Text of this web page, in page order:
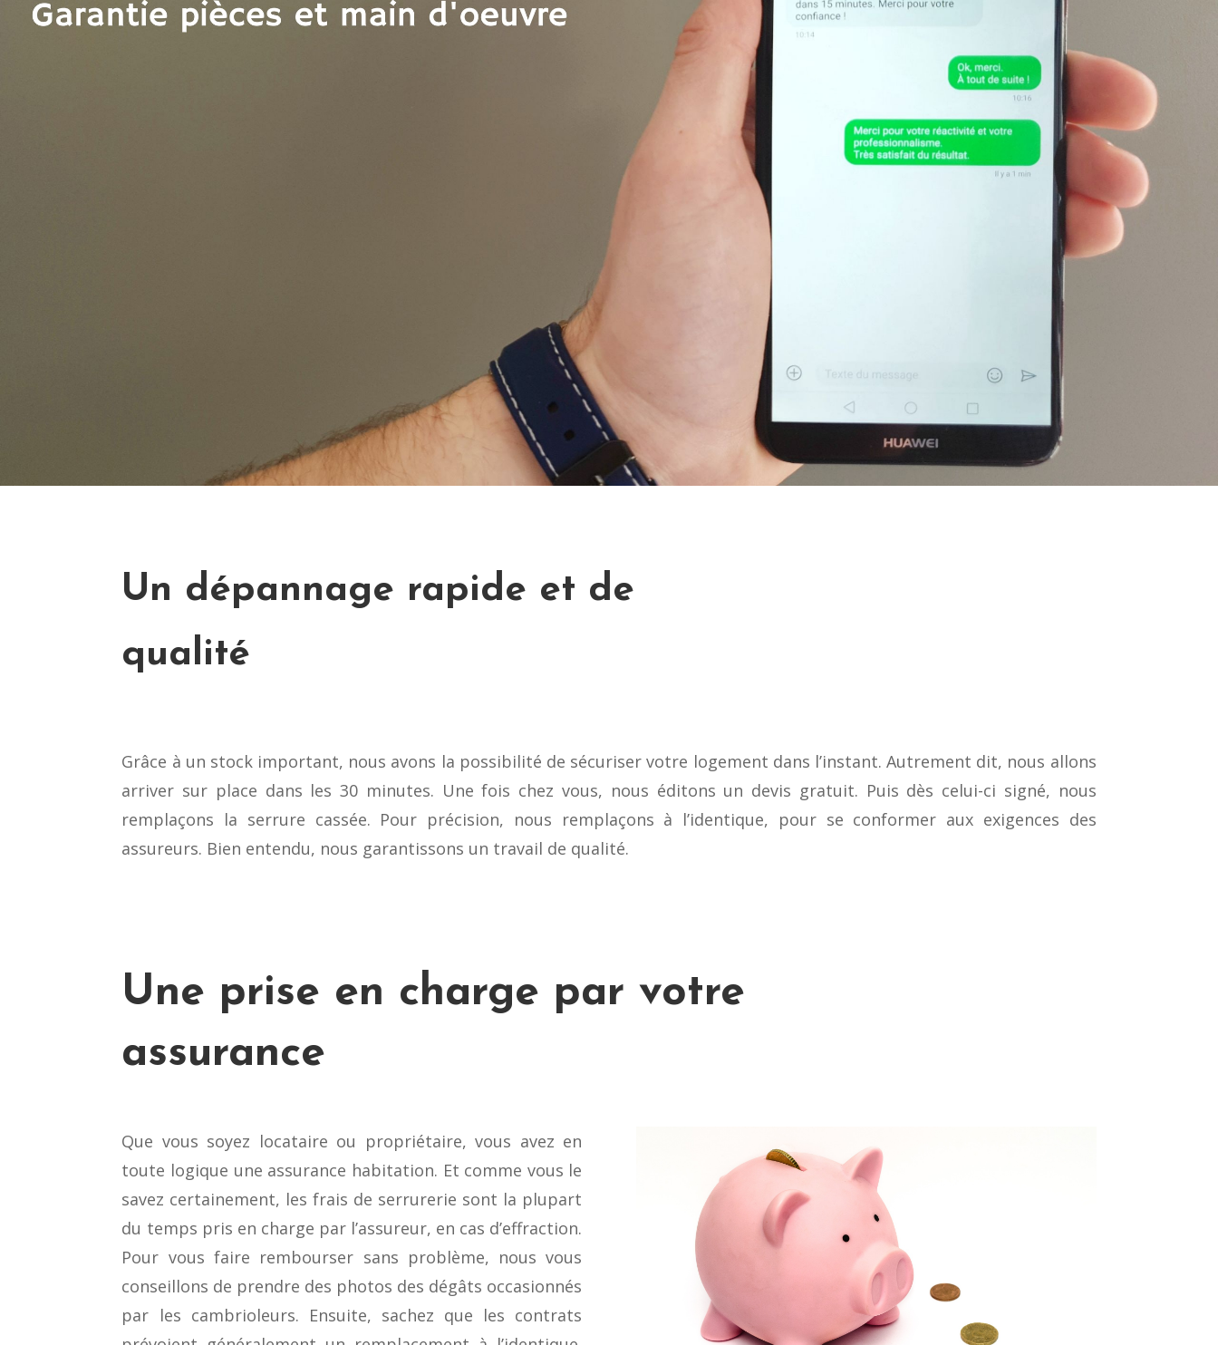
Un dépannage rapide et de
qualité
Grâce à un stock important, nous avons la possibilité de sécuriser votre logement dans l’instant. Autrement dit, nous allons
arriver sur place dans les 30 minutes. Une fois chez vous, nous éditons un devis gratuit. Puis dès celui-ci signé, nous
remplaçons la serrure cassée. Pour précision, nous remplaçons à l’identique, pour se conformer aux exigences des
assureurs. Bien entendu, nous garantissons un travail de qualité.
Une prise en charge par votre
assurance
Que vous soyez locataire ou propriétaire, vous avez en
toute logique une assurance habitation. Et comme vous le
savez certainement, les frais de serrurerie sont la plupart
du temps pris en charge par l’assureur, en cas d’effraction.
Pour vous faire rembourser sans problème, nous vous
conseillons de prendre des photos des dégâts occasionnés
par les cambrioleurs. Ensuite, sachez que les contrats